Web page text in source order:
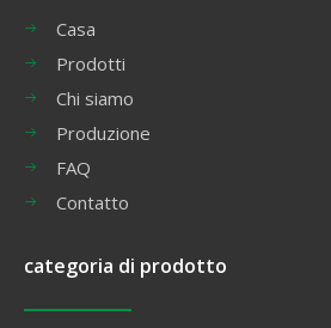
Casa
Prodotti
Chi siamo
Produzione
FAQ
Contatto
categoria di prodotto